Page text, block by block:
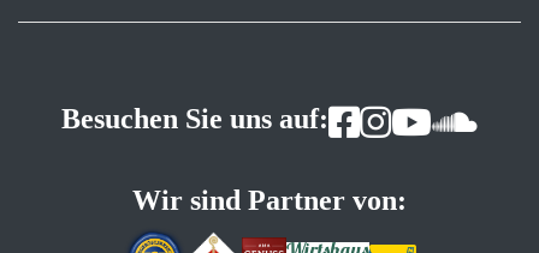
Besuchen Sie uns auf:
Wir sind Partner von: